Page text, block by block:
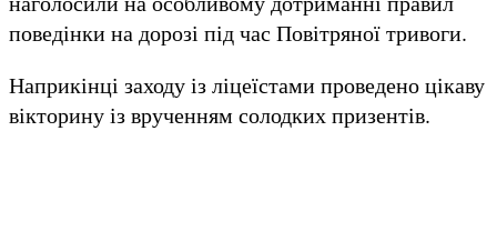
поведінки на дорозі під час Повітряної тривоги.
Наприкінці заходу із ліцеїстами проведено цікаву
вікторину із врученням солодких призентів.